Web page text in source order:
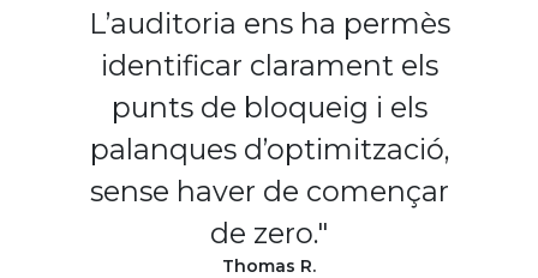
L’auditoria ens ha permès
identificar clarament els
punts de bloqueig i els
palanques d’optimització,
sense haver de començar
de zero."
Thomas R.